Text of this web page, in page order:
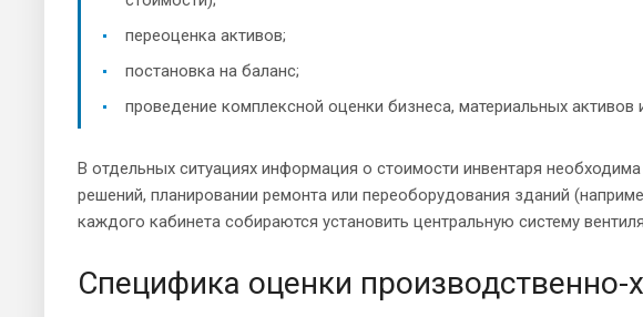
переоценка активов;
постановка на баланс;
проведение комплексной оценки бизнеса, материальных активов
В отдельных ситуациях информация о стоимости инвентаря
решений, планировании ремонта или переоборудования зданий
каждого кабинета собираются установить центральную систему
Специфика оценки производственно-